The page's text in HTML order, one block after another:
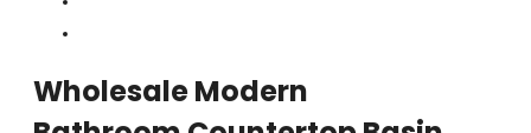
Wholesale Modern